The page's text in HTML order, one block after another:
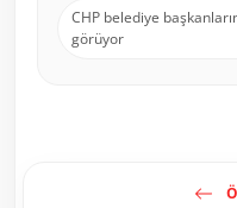
CHP belediye
görüyor